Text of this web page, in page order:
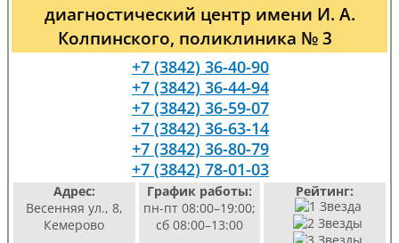
диагностический центр имени И. А.
Колпинского, поликлиника № 3
+7 (3842) 36-40-90
+7 (3842) 36-44-94
+7 (3842) 36-59-07
+7 (3842) 36-63-14
+7 (3842) 36-80-79
+7 (3842) 78-01-03
Адрес:
Весенняя ул., 8,
Кемерово
График работы:
пн-пт 08:00–19:00;
сб 08:00–13:00
Рейтинг: